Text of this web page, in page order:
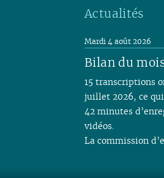
Actualités
Bilan du
Mardi 4 août 2026
15 transcriptions
juillet 2026, ce
42 minutes
vidéos.
La commission